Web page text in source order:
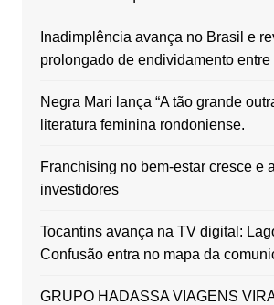
Inadimplência avança no Brasil e
prolongado de endividamento
Negra Mari lança “A tão grande
literatura feminina rondoniense.
Franchising no bem-estar cresce e
investidores
Tocantins avança na TV digital:
Confusão entra no mapa da
GRUPO HADASSA VIAGENS